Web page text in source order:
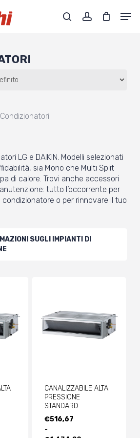
searchaccount
Condizionatori
LG e DAIKIN. Modelli selezionati
sia Mono che Multi Split
di calore. Trovi anche accessori
tutto l’occorrente per
o per rinnovare il tuo
SUGLI IMPIANTI DI
CANALIZZABILE ALTA
PRESSIONE
STANDARD
€516,67
-
FASCIA
DI